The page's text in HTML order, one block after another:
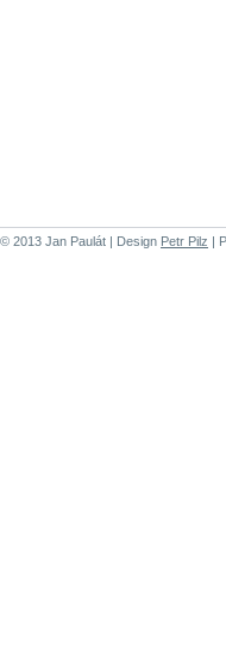
© 2013 Jan Paulát | Design Petr Pilz |